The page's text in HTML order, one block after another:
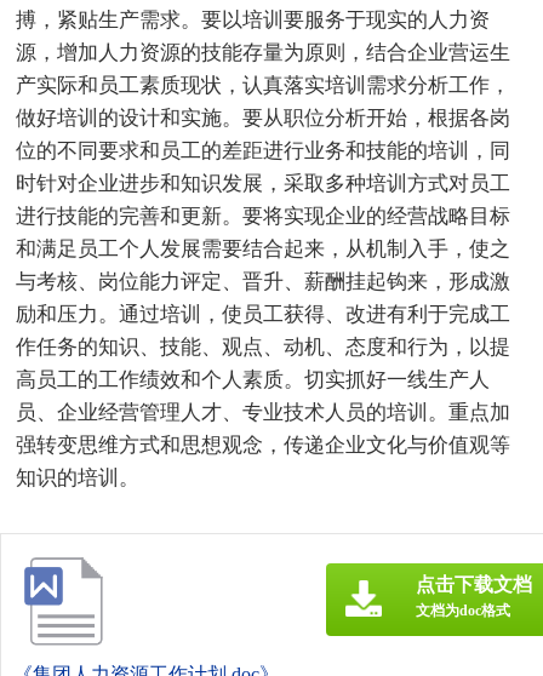
搏，紧贴生产需求。要以培训要服务于现实的人力资
源，增加人力资源的技能存量为原则，结合企业营运生
产实际和员工素质现状，认真落实培训需求分析工作，
做好培训的设计和实施。要从职位分析开始，根据各岗
位的不同要求和员工的差距进行业务和技能的培训，同
时针对企业进步和知识发展，采取多种培训方式对员工
进行技能的完善和更新。要将实现企业的经营战略目标
和满足员工个人发展需要结合起来，从机制入手，使之
与考核、岗位能力评定、晋升、薪酬挂起钩来，形成激
励和压力。通过培训，使员工获得、改进有利于完成工
作任务的知识、技能、观点、动机、态度和行为，以提
高员工的工作绩效和个人素质。切实抓好一线生产人
员、企业经营管理人才、专业技术人员的培训。重点加
强转变思维方式和思想观念，传递企业文化与价值观等
知识的培训。
点击下载文档
文档为doc格式